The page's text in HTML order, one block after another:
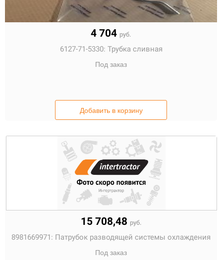
4 704 руб.
6127-71-5330: Трубка сливная
Под заказ
Добавить в корзину
15 708,48 руб.
8981669971: Патрубок разводящей системы охлаждения
Под заказ